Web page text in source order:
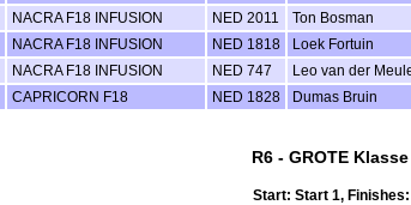
NACRA F18 INFUSION NED 2011 Ton Bosman
NACRA F18 INFUSION NED 1818 Loek Fortuin
NACRA F18 INFUSION NED 747 Leo van der
CAPRICORN F18 NED 1828 Dumas Bruin
R6 - GROTE
Start: Start 1,